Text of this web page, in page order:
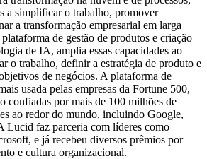
a simplificar o trabalho, promover
a transformação empresarial em larga
de gestão de produtos e criação
de IA, amplia essas capacidades ao
o trabalho, definir a estratégia de produto e
de negócios. A plataforma de
usada pelas empresas da Fortune 500,
confiadas por mais de 100 milhões de
ao redor do mundo, incluindo Google,
Lucid faz parceria com líderes como
e já recebeu diversos prêmios por
e cultura organizacional.